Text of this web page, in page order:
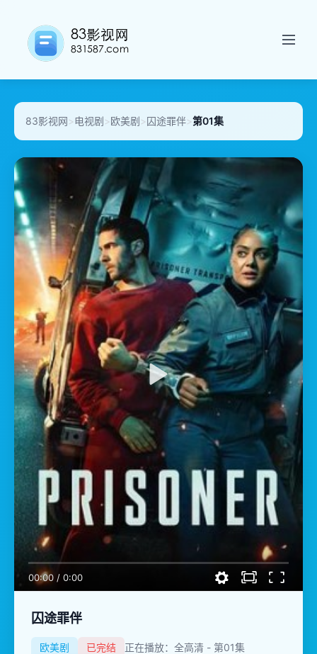
83影视网>电视剧>欧美剧>囚途罪伴>第01集
00:00 / 0:00
囚途罪伴
欧美剧 已完结
正在播放：全高清 - 第01集